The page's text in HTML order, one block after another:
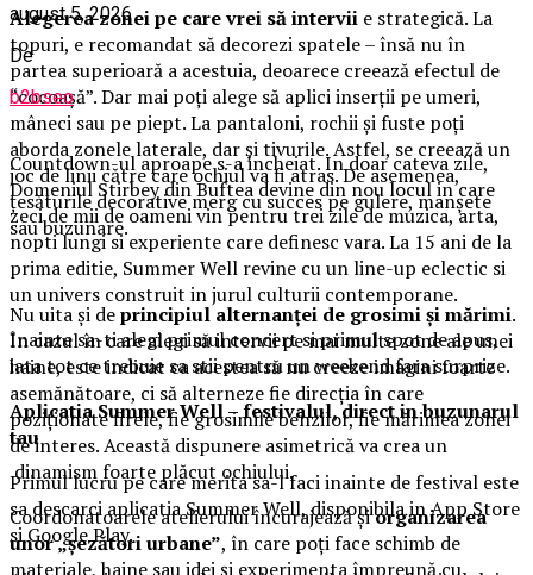
Alegerea zonei pe care vrei să intervii e strategică. La
topuri, e recomandat să decorezi spatele – însă nu în
partea superioară a acestuia, deoarece creează efectul de
“cocoașă”. Dar mai poți alege să aplici inserții pe umeri,
mâneci sau pe piept. La pantaloni, rochii și fuste poți
aborda zonele laterale, dar și tivurile. Astfel, se creează un
joc de linii către care ochiul va fi atras. De asemenea,
țesăturile decorative merg cu succes pe gulere, manșete
sau buzunare.
Nu uita și deprincipiul alternanței de grosimi și mărimi.
În cazul în care alegi să intervii pe mai multe zone ale unei
haine, este indicat ca acestea să nu creeze imagini foarte
asemănătoare, ci să alterneze fie direcția în care
poziționate firele, fie grosimile benzilor, fie mărimea zonei
de interes. Această dispunere asimetrică va crea un
dinamism foarte plăcut ochiului.
Coordonatoarele atelierului încurajează șiorganizarea
unor „șezători urbane”, în care poți face schimb de
materiale, haine sau idei și experimenta împreună cu
august 5, 2026
De
b2bseo
Countdown-ul aproape s-a incheiat. In doar cateva zile,
Domeniul Stirbey din Buftea devine din nou locul in care
zeci de mii de oameni vin pentru trei zile de muzica, arta,
nopti lungi si experiente care definesc vara. La 15 ani de la
prima editie, Summer Well revine cu un line-up eclectic si
un univers construit in jurul culturii contemporane.
Inainte sa-ti alegi primul concert si primul spot de apus,
iata tot ce trebuie sa stii pentru un weekend fara surprize.
Aplicatia Summer Well– festivalul, direct in buzunarul
tau
Primul lucru pe care merita sa-l faci inainte de festival este
sa descarci aplicatia Summer Well, disponibila in App Store
si Google Play.